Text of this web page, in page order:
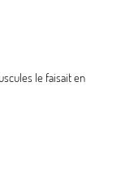
le faisait en